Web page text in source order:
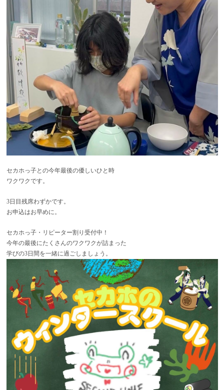
セカホっ子との今年最後の優しいひと時
ワクワクです。
3日目残席わずかです。
お申込はお早めに。
セカホっ子・リピーター割り受付中！
今年の最後にたくさんのワクワクが詰まった
学びの3日間を一緒に過ごしましょう。